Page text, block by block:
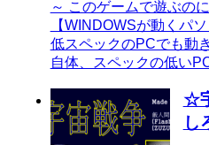
～ このゲームで遊ぶの
【WINDOWSが動くパ
低スペックのPCでも動
自体、スペックの低い
☆
し